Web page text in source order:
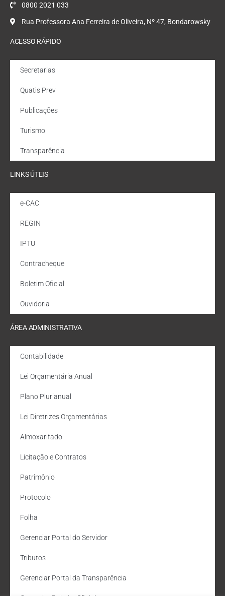
0800 2021 033
Rua Professora Ana Ferreira de Oliveira, Nº 47, Bondarowsky
ACESSO RÁPIDO
Secretarias
Quatis Prev
Publicações
Turismo
Transparência
LINKS ÚTEIS
e-CAC
REGIN
IPTU
Contracheque
Boletim Oficial
Ouvidoria
ÁREA ADMINISTRATIVA
Contabilidade
Lei Orçamentária Anual
Plano Plurianual
Lei Diretrizes Orçamentárias
Almoxarifado
Licitação e Contratos
Patrimônio
Protocolo
Folha
Gerenciar Portal do Servidor
Tributos
Gerenciar Portal da Transparência